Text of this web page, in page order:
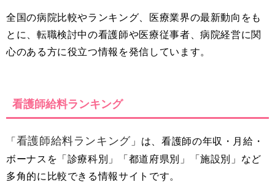
全国の病院比較やランキング、医療業界の最新動向をも
とに、転職検討中の看護師や医療従事者、病院経営に関
心のある方に役立つ情報を発信しています。
看護師給料ランキング
「 看護師給料ランキング 」は、看護師の年収・月給・
ボーナスを「診療科別」「都道府県別」「施設別」など
多角的に比較できる情報サイトです。